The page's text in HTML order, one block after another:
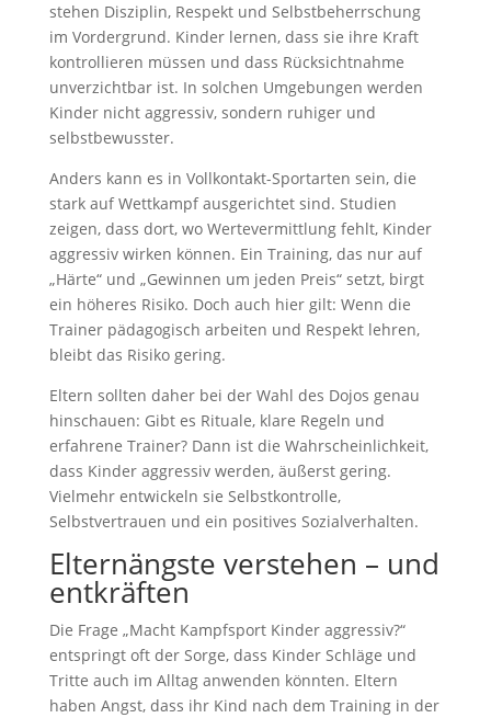
stehen Disziplin, Respekt und Selbstbeherrschung
im Vordergrund. Kinder lernen, dass sie ihre Kraft
kontrollieren müssen und dass Rücksichtnahme
unverzichtbar ist. In solchen Umgebungen werden
Kinder nicht aggressiv, sondern ruhiger und
selbstbewusster.
Anders kann es in Vollkontakt-Sportarten sein, die
stark auf Wettkampf ausgerichtet sind. Studien
zeigen, dass dort, wo Wertevermittlung fehlt, Kinder
aggressiv wirken können. Ein Training, das nur auf
„Härte“ und „Gewinnen um jeden Preis“ setzt, birgt
ein höheres Risiko. Doch auch hier gilt: Wenn die
Trainer pädagogisch arbeiten und Respekt lehren,
bleibt das Risiko gering.
Eltern sollten daher bei der Wahl des Dojos genau
hinschauen: Gibt es Rituale, klare Regeln und
erfahrene Trainer? Dann ist die Wahrscheinlichkeit,
dass Kinder aggressiv werden, äußerst gering.
Vielmehr entwickeln sie Selbstkontrolle,
Selbstvertrauen und ein positives Sozialverhalten.
Elternängste verstehen – und
entkräften
Die Frage „Macht Kampfsport Kinder aggressiv?“
entspringt oft der Sorge, dass Kinder Schläge und
Tritte auch im Alltag anwenden könnten. Eltern
haben Angst, dass ihr Kind nach dem Training in der